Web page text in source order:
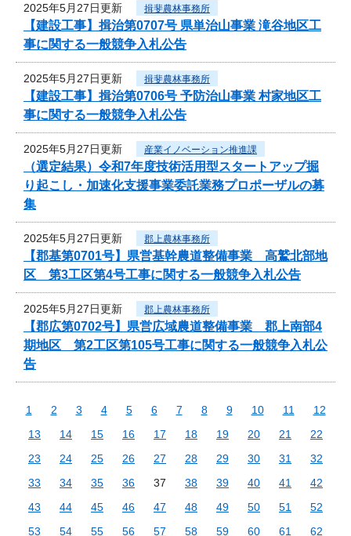
2025年5月27日更新 揖斐農林事務所
【建設工事】揖治第0707号 県単治山事業 滝谷地区工
事に関する一般競争入札公告
2025年5月27日更新 揖斐農林事務所
【建設工事】揖治第0706号 予防治山事業 村家地区工
事に関する一般競争入札公告
2025年5月27日更新 産業イノベーション推進課
（選定結果）令和7年度技術活用型スタートアップ掘
り起こし・加速化支援事業委託業務プロポーザルの募
集
2025年5月27日更新 郡上農林事務所
【郡基第0701号】県営基幹農道整備事業 高鷲北部地
区 第3工区第4号工事に関する一般競争入札公告
2025年5月27日更新 郡上農林事務所
【郡広第0702号】県営広域農道整備事業 郡上南部4
期地区 第2工区第105号工事に関する一般競争入札公
告
1 2 3 4 5 6 7 8 9 10 11
12
13
14 15 16 17 18 19 20 21
22
23
24 25 26 27 28 29 30 31
32
33
34 35 36 37 38 39 40 41
42
43
44 45 46 47 48 49 50 51
52
53
54 55 56 57 58 59 60 61
62